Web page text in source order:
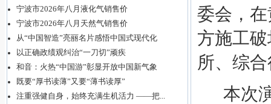
宁波市2026年八月液化气销售价
宁波市2026年八月天然气销售价
从“中国智造”亮丽名片感悟中国式现代化
以正确政绩观纠治“一刀切”顽疾
和音：火热“中国游”彰显开放中国新气象
既要“厚书读薄”又要“薄书读厚”
注重强健自身，始终充满生机活力 ——把...
委会 ， 在
方施工
所、综
本次